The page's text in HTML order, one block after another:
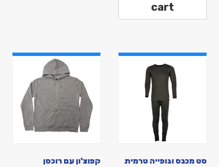
cart
סט מכנס וגופייה טרמית
קפוצ'ון עם רוכסן